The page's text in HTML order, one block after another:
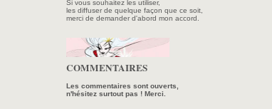
Si vous souhaitez les utiliser,
les diffuser de quelque façon que ce soit,
merci de demander d'abord mon accord.
COMMENTAIRES
Les commentaires sont ouverts,
n'hésitez surtout pas ! Merci.